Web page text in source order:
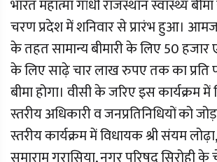
भारत महात्मा गांधी राजस्थान स्वास्थ्य
चरण प्रदेश में शनिवार से प्रारंभ हुआ।
के तहत सामान्य बीमारी के लिए 50 हजार
के लिए साढ़े चार लाख रुपए तक का प्रति
बीमा होगा। वीसी के जरिए इस कार्यक्रम
स्तरीय अधिकारी व जनप्रतिनिधियों को
स्तरीय कार्यक्रम में विधायक श्री संयम